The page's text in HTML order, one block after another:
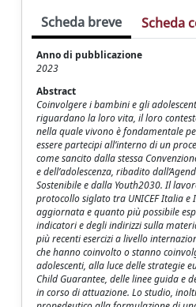
Scheda breve Scheda
Anno di pubblicazione
2023
Abstract
Coinvolgere i bambini e gli
riguardano la loro vita, il loro
nella quale vivono è fondamentale
essere partecipi all’interno di un
come sancito dalla stessa
e dell’adolescenza, ribadito
Sostenibile e dalla Youth2030. Il
protocollo siglato tra UNICEF Italia e
aggiornata e quanto più possibile
indicatori e degli indirizzi sulla
più recenti esercizi a livello
che hanno coinvolto o stanno
adolescenti, alla luce delle strategie
Child Guarantee, delle linee guida e
in corso di attuazione. Lo studio,